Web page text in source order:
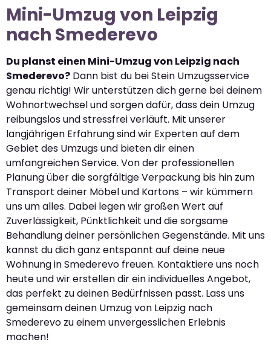
Mini-Umzug von Leipzig
nach Smederevo
Du planst einen Mini-Umzug von Leipzig nach
Smederevo? Dann bist du bei Stein Umzugsservice
genau richtig! Wir unterstützen dich gerne bei deinem
Wohnortwechsel und sorgen dafür, dass dein Umzug
reibungslos und stressfrei verläuft. Mit unserer
langjährigen Erfahrung sind wir Experten auf dem
Gebiet des Umzugs und bieten dir einen
umfangreichen Service. Von der professionellen
Planung über die sorgfältige Verpackung bis hin zum
Transport deiner Möbel und Kartons – wir kümmern
uns um alles. Dabei legen wir großen Wert auf
Zuverlässigkeit, Pünktlichkeit und die sorgsame
Behandlung deiner persönlichen Gegenstände. Mit uns
kannst du dich ganz entspannt auf deine neue
Wohnung in Smederevo freuen. Kontaktiere uns noch
heute und wir erstellen dir ein individuelles Angebot,
das perfekt zu deinen Bedürfnissen passt. Lass uns
gemeinsam deinen Umzug von Leipzig nach
Smederevo zu einem unvergesslichen Erlebnis
machen!